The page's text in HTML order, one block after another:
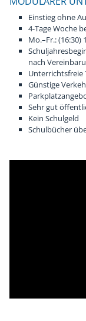
Einstieg ohne
4-Tage Woche
Mo.–Fr.: (16:30)
nach
Unterrichtsfreie
Günstige
Sehr gut
Kein Schulgeld
Schulbücher
Chronik
Sponsoren